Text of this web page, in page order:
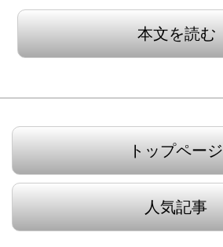
本文を読む
トップページ
人気記事